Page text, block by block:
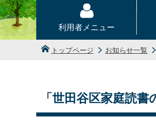
利用者メニュー
トップページ お知らせ一覧
「世田谷区家庭読